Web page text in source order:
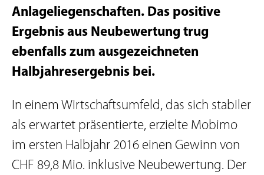
Anlageliegenschaften. Das positive
Ergebnis aus Neubewertung trug
ebenfalls zum ausgezeichneten
Halbjahresergebnis bei.
In einem Wirtschaftsumfeld, das sich stabiler
als erwartet präsentierte, erzielte Mobimo
im ersten Halbjahr 2016 einen Gewinn von
CHF 89,8 Mio. inklusive Neubewertung. Der